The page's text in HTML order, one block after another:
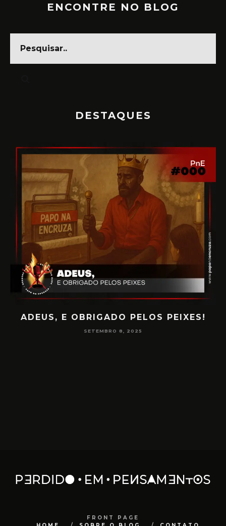
ENCONTRE NO BLOG
DESTAQUES
PEIXES!
PAPO NA ENCRUZA 180 –
FRONT PAGE